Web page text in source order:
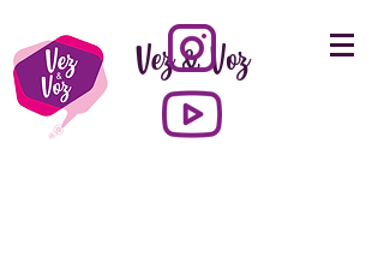
Vez & Voz